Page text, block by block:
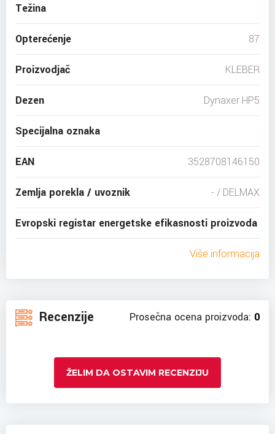
Težina
Opterećenje 87
Proizvodjač KLEBER
Dezen Dynaxer HP5
Specijalna oznaka
EAN 3528708146150
Zemlja porekla / uvoznik - / DELMAX
Evropski registar energetske efikasnosti proizvoda
Više informacija
Recenzije Prosečna ocena proizvoda: 0
ŽELIM DA OSTAVIM RECENZIJU